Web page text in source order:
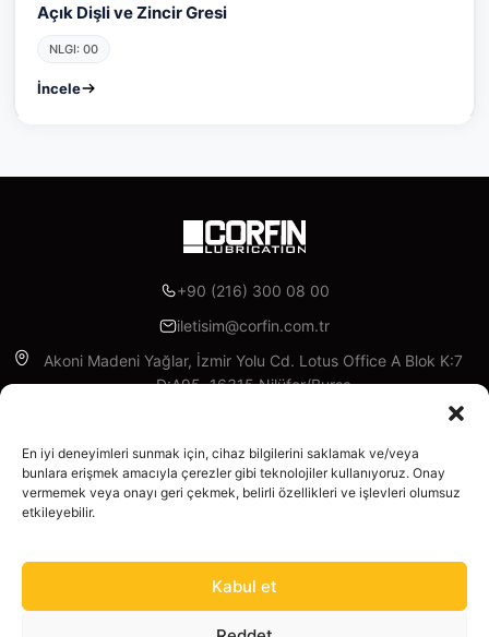
En iyi deneyimleri sunmak için, cihaz bilgilerini saklamak ve/veya
bunlara erişmek amacıyla çerezler gibi teknolojiler kullanıyoruz. Onay
vermemek veya onayı geri çekmek, belirli özellikleri ve işlevleri olumsuz
etkileyebilir.
Kabul et
Açık Dişli ve Zincir Gresi
NLGI: 00
İncele
+90 (216) 300 08 00
iletisim@corfin.com.tr
Akoni Madeni Yağlar, İzmir Yolu Cd. Lotus Office A Blok K:7
D:A95, 16315 Nilüfer/Bursa
Facebook
Instagram
Linkedin
X YouTube
Kurumsal
Hakkımızda
Ürünler
Ürünler